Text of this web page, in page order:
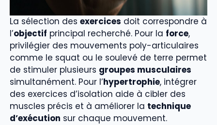
La sélection des exercices doit correspondre à
l’objectif principal recherché. Pour la force,
privilégier des mouvements poly-articulaires
comme le squat ou le soulevé de terre permet
de stimuler plusieurs groupes musculaires
simultanément. Pour l’hypertrophie, intégrer
des exercices d’isolation aide à cibler des
muscles précis et à améliorer la technique
d’exécution sur chaque mouvement.